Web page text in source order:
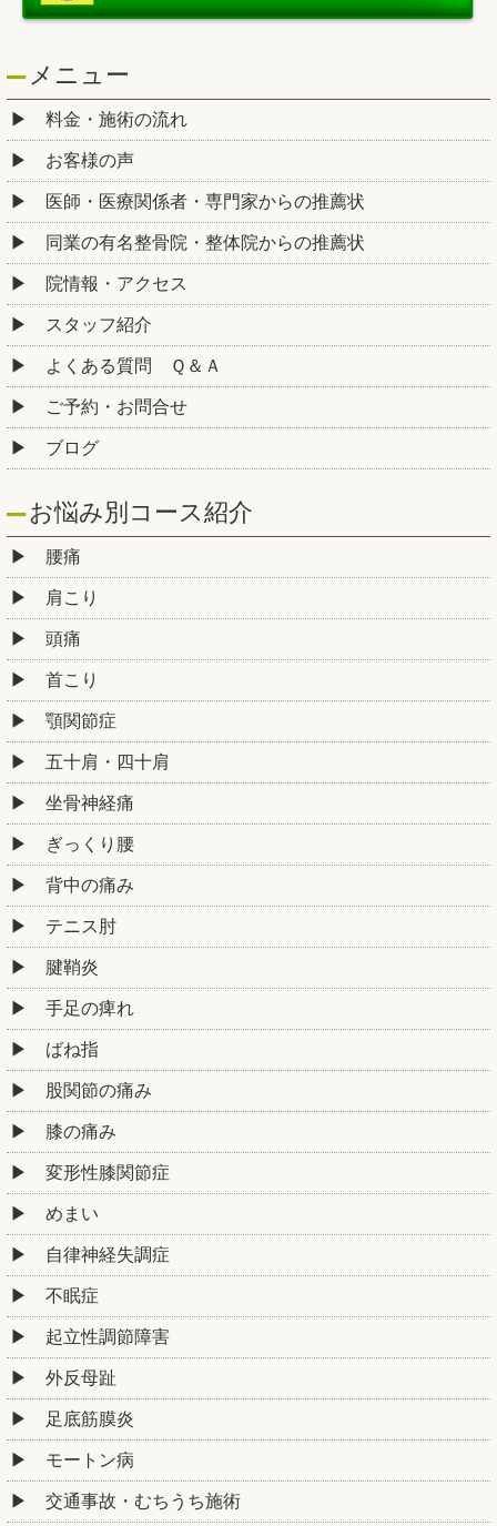
メニュー
料金・施術の流れ
お客様の声
医師・医療関係者・専門家からの推薦状
同業の有名整骨院・整体院からの推薦状
院情報・アクセス
スタッフ紹介
よくある質問 Ｑ＆Ａ
ご予約・お問合せ
ブログ
お悩み別コース紹介
腰痛
肩こり
頭痛
首こり
顎関節症
五十肩・四十肩
坐骨神経痛
ぎっくり腰
背中の痛み
テニス肘
腱鞘炎
手足の痺れ
ばね指
股関節の痛み
膝の痛み
変形性膝関節症
めまい
自律神経失調症
不眠症
起立性調節障害
外反母趾
足底筋膜炎
モートン病
交通事故・むちうち施術